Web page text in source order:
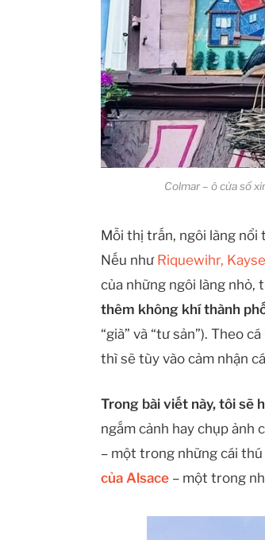
Colmar – ô cửa sổ
Mỗi thị trấn, ngôi làng nổi
Nếu như Riquewihr,
của những ngôi làng nhỏ,
thêm không khí thành
“già” và “tư sản”). Theo
thì sẽ tùy vào cảm nhận
Trong bài viết này, tôi sẽ
ngắm cảnh hay chụp ảnh
– một trong những cái
của Alsace – một trong